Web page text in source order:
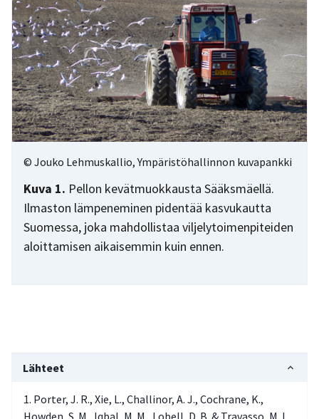
Kuva 1. Pellon kevätmuokkausta Sääksmäellä.
Ilmaston lämpeneminen pidentää kasvukautta
Suomessa, joka mahdollistaa viljelytoimenpiteiden
aloittamisen aikaisemmin kuin ennen.
© Jouko Lehmuskallio, Ympäristöhallinnon kuvapankki
Lähteet
Porter, J. R., Xie, L., Challinor, A. J., Cochrane, K.,
Howden, S. M., Iqbal, M. M., Lobell, D. B. & Travasso, M. I.